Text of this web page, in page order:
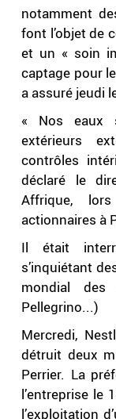
notamment
font l’objet de
et un « soin
captage pour
a assuré jeudi
« Nos eaux
extérieurs
contrôles
déclaré le
Affrique,
actionnaires à
Il était
s’inquiétant
mondial
Pellegrino...)
Mercredi,
détruit deux
Perrier. La
l’entreprise le
l’exploitation